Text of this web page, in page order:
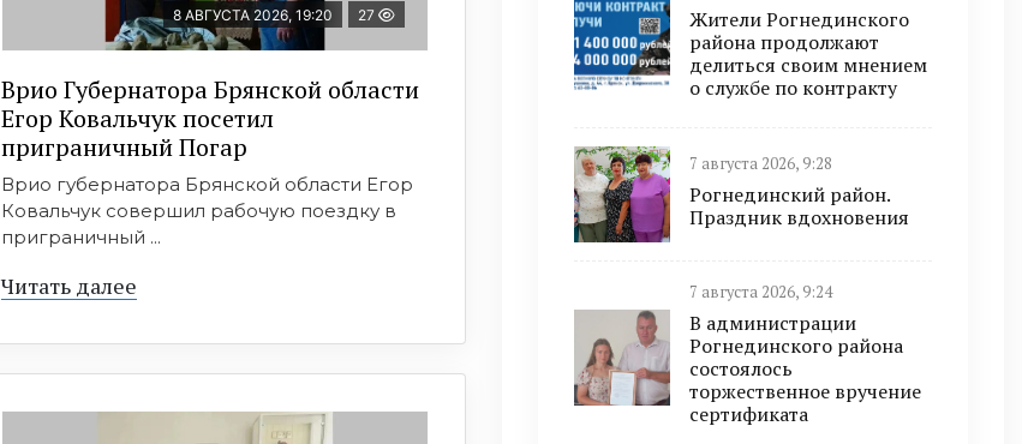
8 АВГУСТА 2026, 19:20 27
Врио Губернатора Брянской области
Егор Ковальчук посетил
приграничный Погар
Врио губернатора Брянской области Егор
Ковальчук совершил рабочую поездку в
приграничный ...
Читать далее
Жители Рогнединского
района продолжают
делиться своим мнением
о службе по контракту
7 августа 2026, 9:28
Рогнединский район.
Праздник вдохновения
7 августа 2026, 9:24
В администрации
Рогнединского района
состоялось
торжественное вручение
сертификата